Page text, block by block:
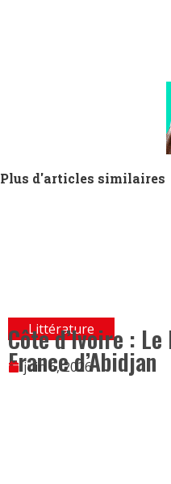
Plus d'articles similaires
Littérature
Côte d’Ivoire :
France d’Abidjan
juin 6, 2026